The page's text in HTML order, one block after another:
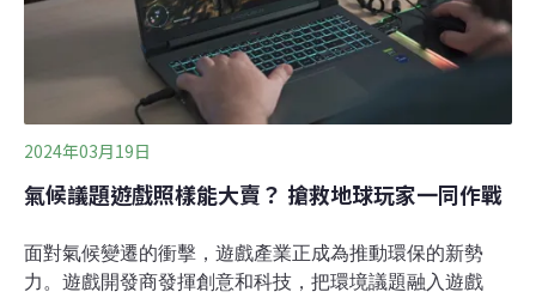
亂象、也讓垃圾增加。因此，BTS東家HYBE在上個月18
日宣布，未來旗下藝人推出的Weverse版數位專輯，將改
為更永續的設計。所謂的數位專輯，並沒有實體CD，僅提
供一張數位卡，掃描
2024年03月19日
氣候議題遊戲照樣能大賣？ 搶救地球玩家一同作戰
面對氣候變遷的衝擊，遊戲產業正成為推動環保的新勢
力。遊戲開發商發揮創意和科技，把環境議題融入遊戲